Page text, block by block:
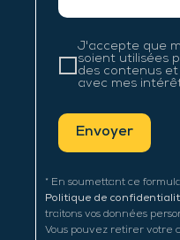
J'accepte que
soient utilisées
des contenus
avec mes
* En soumettant ce
Politique de
traitons vos données
Vous pouvez retirer votre